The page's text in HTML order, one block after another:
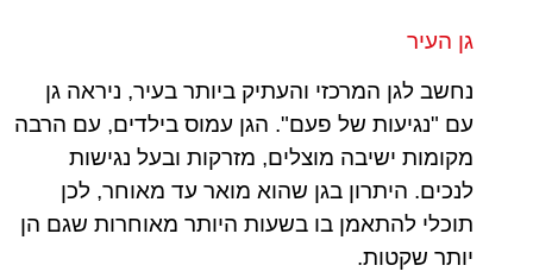
גן העיר
נחשב לגן המרכזי והעתיק ביותר בעיר, ניראה גן
עם "נגיעות של פעם". הגן עמוס בילדים, עם הרבה
מקומות ישיבה מוצלים, מזרקות ובעל נגישות
לנכים. היתרון בגן שהוא מואר עד מאוחר, לכן
תוכלי להתאמן בו בשעות היותר מאוחרות שגם הן
יותר שקטות.